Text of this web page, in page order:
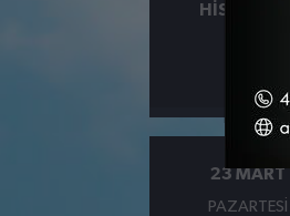
HISSEDILEN
23 MART
PAZARTESI